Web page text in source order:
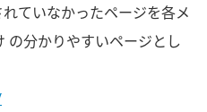
ていなかったページを各メ
の分かりやすいページとし